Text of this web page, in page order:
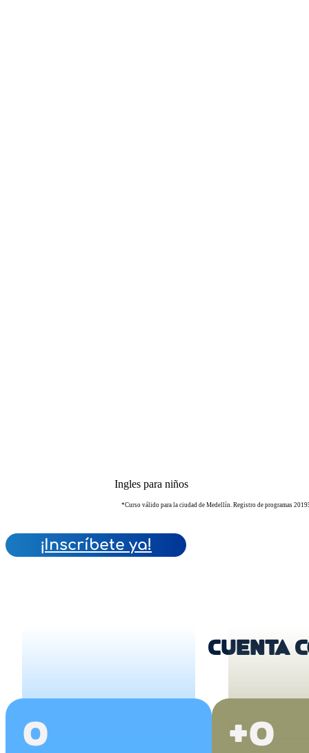
Ingles para niños
*Curso válido para la ciudad de Medellín. Registro de programas
¡Inscríbete ya!
CUENTA
0 +0